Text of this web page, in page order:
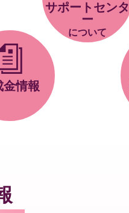
サポートセンタ
ー
について
金情報